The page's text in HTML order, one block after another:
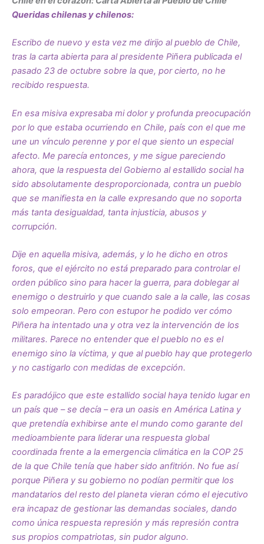
Queridas chilenas y chilenos:
Escribo de nuevo y esta vez me dirijo al pueblo de Chile,
tras la carta abierta para al presidente Piñera publicada el
pasado 23 de octubre sobre la que, por cierto, no he
recibido respuesta.
En esa misiva expresaba mi dolor y profunda preocupación
por lo que estaba ocurriendo en Chile, país con el que me
une un vínculo perenne y por el que siento un especial
afecto. Me parecía entonces, y me sigue pareciendo
ahora, que la respuesta del Gobierno al estallido social ha
sido absolutamente desproporcionada, contra un pueblo
que se manifiesta en la calle expresando que no soporta
más tanta desigualdad, tanta injusticia, abusos y
corrupción.
Dije en aquella misiva, además, y lo he dicho en otros
foros, que el ejército no está preparado para controlar el
orden público sino para hacer la guerra, para doblegar al
enemigo o destruirlo y que cuando sale a la calle, las cosas
solo empeoran. Pero con estupor he podido ver cómo
Piñera ha intentado una y otra vez la intervención de los
militares. Parece no entender que el pueblo no es el
enemigo sino la víctima, y que al pueblo hay que protegerlo
y no castigarlo con medidas de excepción.
Es paradójico que este estallido social haya tenido lugar en
un país que – se decía – era un oasis en América Latina y
que pretendía exhibirse ante el mundo como garante del
medioambiente para liderar una respuesta global
coordinada frente a la emergencia climática en la COP 25
de la que Chile tenía que haber sido anfitrión. No fue así
porque Piñera y su gobierno no podían permitir que los
mandatarios del resto del planeta vieran cómo el ejecutivo
era incapaz de gestionar las demandas sociales, dando
como única respuesta represión y más represión contra
sus propios compatriotas, sin pudor alguno.